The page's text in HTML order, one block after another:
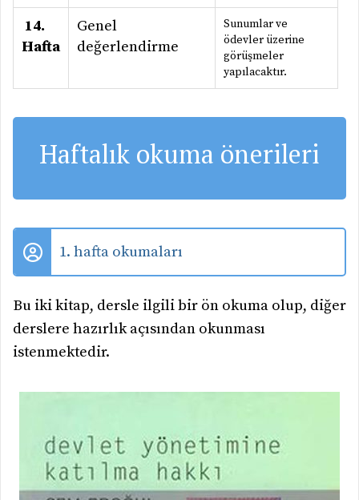
14.
Hafta
Genel
değerlendirme
Sunumlar ve
ödevler üzerine
görüşmeler
yapılacaktır.
Haftalık okuma önerileri
1. hafta okumaları
Bu iki kitap, dersle ilgili bir ön okuma olup, diğer
derslere hazırlık açısından okunması
istenmektedir.